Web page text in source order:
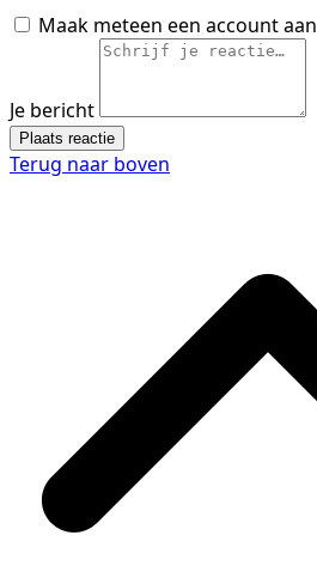
Maak meteen een account aan
Je bericht
Plaats reactie
Terug naar boven